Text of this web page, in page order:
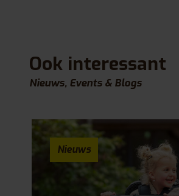
Ook interessant
Nieuws, Events & Blogs
Nieuws